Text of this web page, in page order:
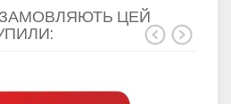
ЗАМОВЛЯЮТЬ ЦЕЙ